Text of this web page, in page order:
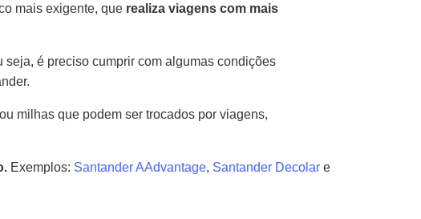
mais exigente, que realiza viagens com mais
é preciso cumprir com algumas condições
milhas que podem ser trocados por viagens,
Exemplos: Santander AAdvantage, Santander Decolar e